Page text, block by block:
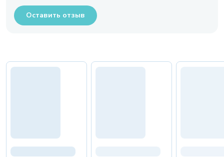
Оставить отзыв